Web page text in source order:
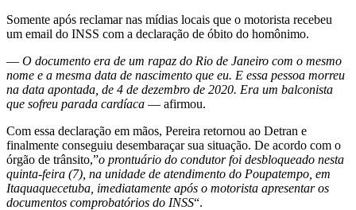
Somente após reclamar nas mídias locais que o motorista recebeu
um email do INSS com a declaração de óbito do homônimo.
— O documento era de um rapaz do Rio de Janeiro com o mesmo
nome e a mesma data de nascimento que eu. E essa pessoa morreu
na data apontada, de 4 de dezembro de 2020. Era um balconista
que sofreu parada cardíaca — afirmou.
Com essa declaração em mãos, Pereira retornou ao Detran e
finalmente conseguiu desembaraçar sua situação. De acordo com o
órgão de trânsito,”o prontuário do condutor foi desbloqueado nesta
quinta-feira (7), na unidade de atendimento do Poupatempo, em
Itaquaquecetuba, imediatamente após o motorista apresentar os
documentos comprobatórios do INSS“.